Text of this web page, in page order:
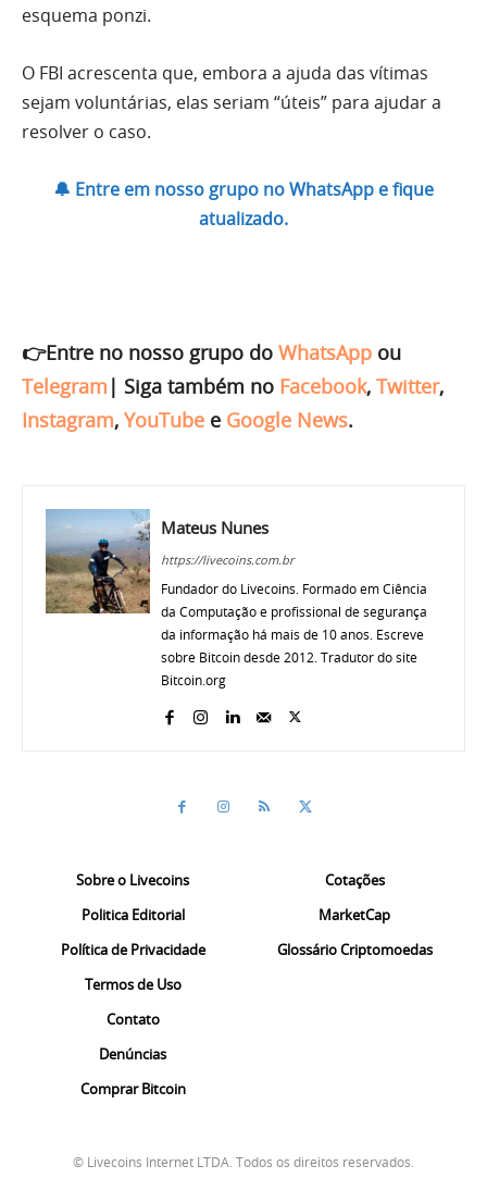
esquema ponzi.
O FBI acrescenta que, embora a ajuda das vítimas
sejam voluntárias, elas seriam “úteis” para ajudar a
resolver o caso.
🔔 Entre em nosso grupo no WhatsApp e fique
atualizado.
👉Entre no nosso grupo do WhatsApp ou
Telegram | Siga também no Facebook, Twitter,
Instagram, YouTube e Google News.
Mateus Nunes
https://livecoins.com.br
Fundador do Livecoins. Formado em Ciência
da Computação e profissional de segurança
da informação há mais de 10 anos. Escreve
sobre Bitcoin desde 2012. Tradutor do site
Bitcoin.org
Sobre o Livecoins
Politica Editorial
Política de Privacidade
Termos de Uso
Contato
Denúncias
Comprar Bitcoin
Cotações
MarketCap
Glossário Criptomoedas
© Livecoins Internet LTDA. Todos os direitos reservados.